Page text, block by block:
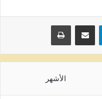
تيلقرام مشاركة عبر البريد طباعة
الأشهر